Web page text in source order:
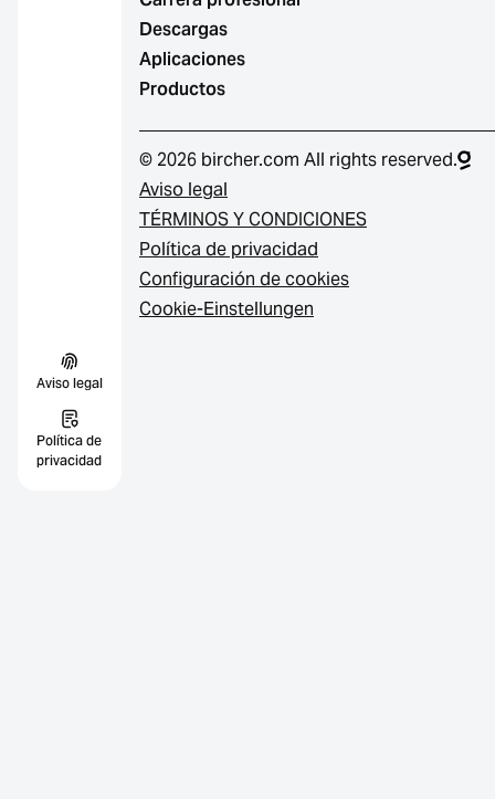
Aviso legal
Política de
privacidad
Descargas
Aplicaciones
Productos
© 2026 bircher.com All rights reserved.
Aviso legal
TÉRMINOS Y CONDICIONES
Política de privacidad
Configuración de cookies
Cookie-Einstellungen